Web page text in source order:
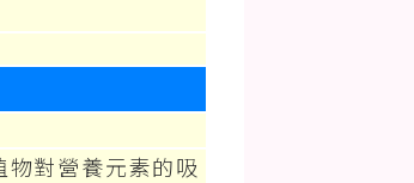
物對營養元素的吸